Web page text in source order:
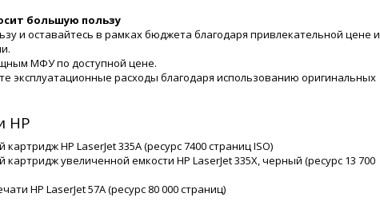
большую пользу
и оставайтесь в рамках бюджета благодаря привлекательной цене и
МФУ по доступной цене.
эксплуатационные расходы благодаря использованию оригинальных
HP
HP LaserJet 335A (ресурс 7400 страниц ISO)
увеличенной емкости HP LaserJet 335X, черный (ресурс 13 700
HP LaserJet 57A (ресурс 80 000 страниц)